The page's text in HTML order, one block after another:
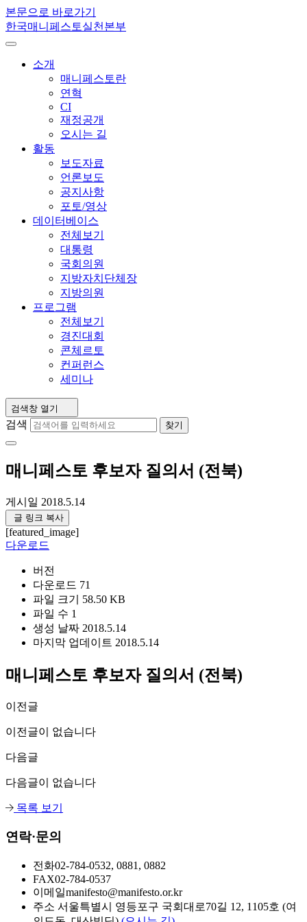
본문으로 바로가기
한국매니페스토실천본부
소개
매니페스토란
연혁
CI
재정공개
오시는 길
활동
보도자료
언론보도
공지사항
포토/영상
데이터베이스
전체보기
대통령
국회의원
지방자치단체장
지방의원
프로그램
전체보기
경진대회
콘체르토
컨퍼런스
세미나
검색창 열기
검색 찾기
매니페스토 후보자 질의서 (전북)
게시일 2018.5.14
글 링크 복사
[featured_image]
다운로드
버전
다운로드 71
파일 크기 58.50 KB
파일 수 1
생성 날짜 2018.5.14
마지막 업데이트 2018.5.14
매니페스토 후보자 질의서 (전북)
이전글
이전글이 없습니다
다음글
다음글이 없습니다
목록 보기
연락·문의
전화02-784-0532, 0881, 0882
FAX02-784-0537
이메일manifesto@manifesto.or.kr
주소 서울특별시 영등포구 국회대로70길 12, 1105호 (여